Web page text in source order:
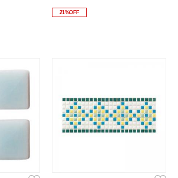
21%OFF